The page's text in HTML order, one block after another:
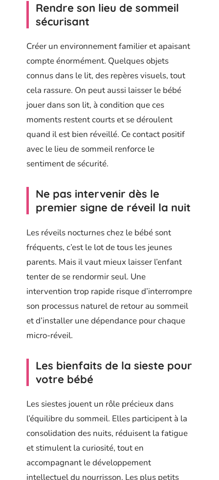
Rendre son lieu de sommeil
sécurisant
Créer un environnement familier et apaisant
compte énormément. Quelques objets
connus dans le lit, des repères visuels, tout
cela rassure. On peut aussi laisser le bébé
jouer dans son lit, à condition que ces
moments restent courts et se déroulent
quand il est bien réveillé. Ce contact positif
avec le lieu de sommeil renforce le
sentiment de sécurité.
Ne pas intervenir dès le
premier signe de réveil la nuit
Les réveils nocturnes chez le bébé sont
fréquents, c’est le lot de tous les jeunes
parents. Mais il vaut mieux laisser l’enfant
tenter de se rendormir seul. Une
intervention trop rapide risque d’interrompre
son processus naturel de retour au sommeil
et d’installer une dépendance pour chaque
micro-réveil.
Les bienfaits de la sieste pour
votre bébé
Les siestes jouent un rôle précieux dans
l’équilibre du sommeil. Elles participent à la
consolidation des nuits, réduisent la fatigue
et stimulent la curiosité, tout en
accompagnant le développement
intellectuel du nourrisson. Les plus petits